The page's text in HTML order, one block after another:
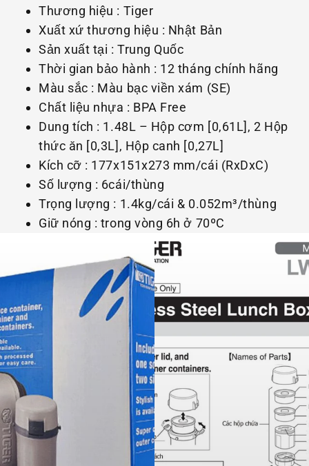
Thương hiệu : Tiger
Xuất xứ thương hiệu : Nhật Bản
Sản xuất tại : Trung Quốc
Thời gian bảo hành : 12 tháng chính hãng
Màu sắc : Màu bạc viền xám (SE)
Chất liệu nhựa : BPA Free
Dung tích : 1.48L – Hộp cơm [0,61L], 2 Hộp
thức ăn [0,3L], Hộp canh [0,27L]
Kích cỡ : 177x151x273 mm/cái (RxDxC)
Số lượng : 6cái/thùng
Trọng lượng : 1.4kg/cái & 0.052m³/thùng
Giữ nóng : trong vòng 6h ở 70ºC